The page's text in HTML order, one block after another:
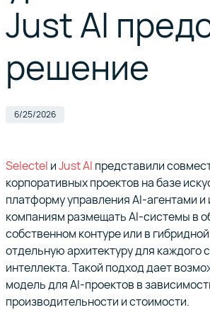
с гибким ценообразованием,
поддержкой FTP и S3 API
Виртуальные выделенные серверы
Организация защиты от сетевых атак
и несанкционированного доступа
Инструменты для построения
Продукты Selectel для автоматизации
непрерывной интеграции и доставки
Все решения для сохранности данных
вашего бизнеса
Улучшаем наши продукты и услуги
вместе с вами
Just AI
решение
6/25/2026
Selectel иJust AI представили
корпоративных проектов на базе
платформу управления AI-агентами
компаниям размещать AI-системы в
собственном контуре или в
отдельную архитектуру для каждого
интеллекта. Такой подход дает
модель для AI-проектов в
производительности и стоимости.